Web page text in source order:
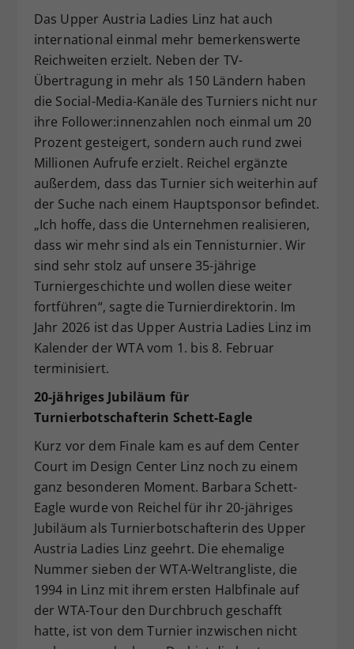
Das Upper Austria Ladies Linz hat auch
international einmal mehr bemerkenswerte
Reichweiten erzielt. Neben der TV-
Übertragung in mehr als 150 Ländern haben
die Social-Media-Kanäle des Turniers nicht nur
ihre Follower:innenzahlen noch einmal um 20
Prozent gesteigert, sondern auch rund zwei
Millionen Aufrufe erzielt. Reichel ergänzte
außerdem, dass das Turnier sich weiterhin auf
der Suche nach einem Hauptsponsor befindet.
„Ich hoffe, dass die Unternehmen realisieren,
dass wir mehr sind als ein Tennisturnier. Wir
sind sehr stolz auf unsere 35-jährige
Turniergeschichte und wollen diese weiter
fortführen“, sagte die Turnierdirektorin. Im
Jahr 2026 ist das Upper Austria Ladies Linz im
Kalender der WTA vom 1. bis 8. Februar
terminisiert.
20-jähriges Jubiläum für
Turnierbotschafterin Schett-Eagle
Kurz vor dem Finale kam es auf dem Center
Court im Design Center Linz noch zu einem
ganz besonderen Moment. Barbara Schett-
Eagle wurde von Reichel für ihr 20-jähriges
Jubiläum als Turnierbotschafterin des Upper
Austria Ladies Linz geehrt. Die ehemalige
Nummer sieben der WTA-Weltrangliste, die
1994 in Linz mit ihrem ersten Halbfinale auf
der WTA-Tour den Durchbruch geschafft
hatte, ist von dem Turnier inzwischen nicht